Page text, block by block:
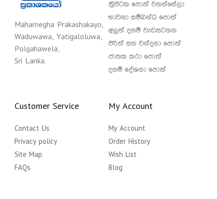
Mahamegha Prakashakayo,
Waduwawa, Yatigaloluwa,
Polgahawela,
Sri Lanka.
ත්‍රිපිටක පොත් වහන්සේලා
භාවනා සම්බන්ධ පොත්
අලුත් දහම් වැඩසටහන
පිරිත් සහ වන්දනා පොත්
ජාතක කථා පොත්
දහම් දේශනා පොත්
Customer Service
Contact Us
Privacy policy
Site Map
FAQs
My Account
My Account
Order History
Wish List
Blog